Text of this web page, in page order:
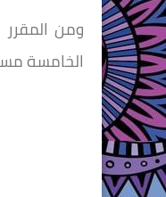
ومن
الخامسة